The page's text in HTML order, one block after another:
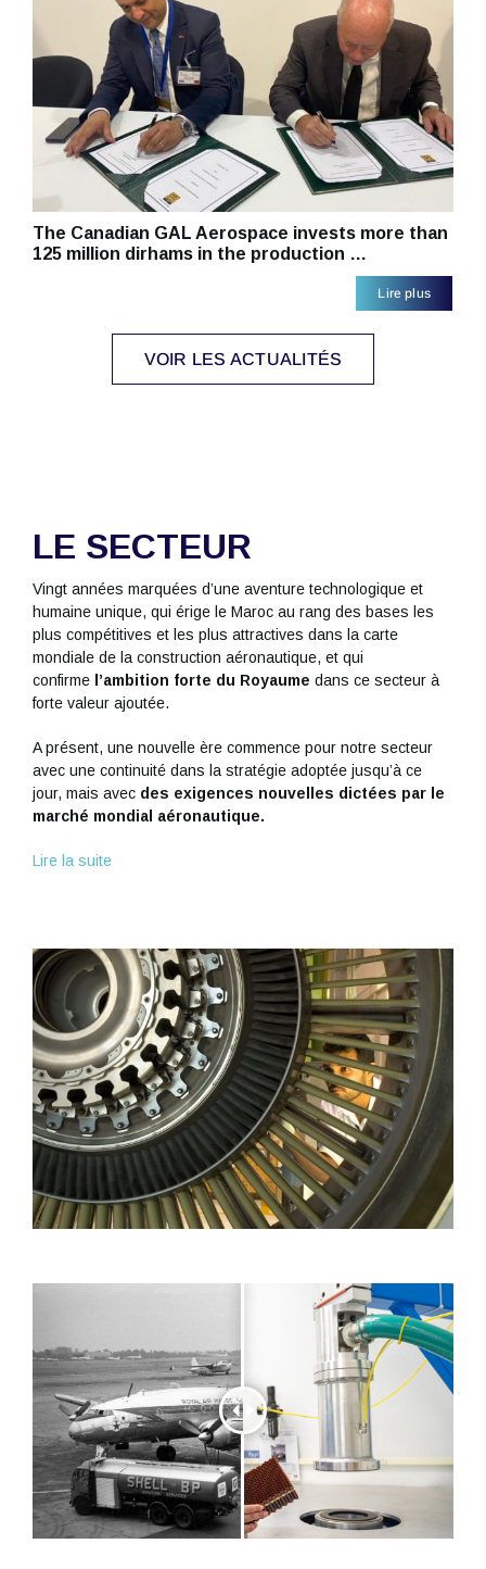
The Canadian GAL Aerospace invests more than
125 million dirhams in the production …
Lire plus
VOIR LES ACTUALITÉS
LE SECTEUR
Vingt années marquées d’une aventure technologique et
humaine unique, qui érige le Maroc au rang des bases les
plus compétitives et les plus attractives dans la carte
mondiale de la construction aéronautique, et qui
confirme l’ambition forte du Royaume dans ce secteur à
forte valeur ajoutée.
A présent, une nouvelle ère commence pour notre secteur
avec une continuité dans la stratégie adoptée jusqu’à ce
jour, mais avec des exigences nouvelles dictées par le
marché mondial aéronautique.
Lire la suite